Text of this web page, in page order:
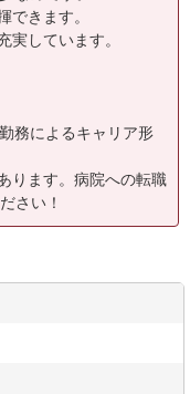
できます。
実しています。
務によるキャリア形
ります。病院への転職
さい！